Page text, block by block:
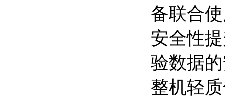
备联合
安全性
验数据
整机轻